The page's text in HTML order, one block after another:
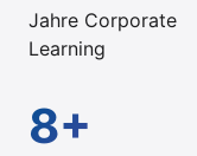
Jahre Corporate
Learning
8+